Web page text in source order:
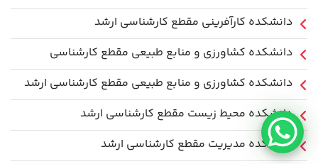
دانشکده کارآفرینی مقطع کارشناسی ارشد
دانشکده کشاورزی و منابع طبیعی مقطع کارشناسی
دانشکده کشاورزی و منابع طبیعی مقطع کارشناسی ارشد
دانشکده محیط زیست مقطع کارشناسی ارشد
دانشکده مدیریت مقطع کارشناسی ارشد